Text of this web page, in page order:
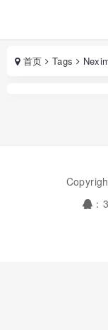
首页 Tags